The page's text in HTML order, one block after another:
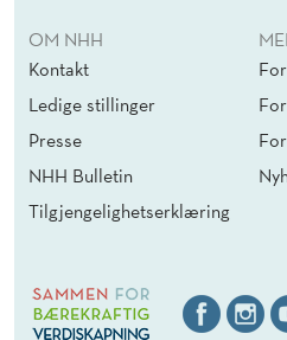
OM NHH
Kontakt
Ledige stillinger
Presse
NHH Bulletin
Tilgjengelighetserklæring